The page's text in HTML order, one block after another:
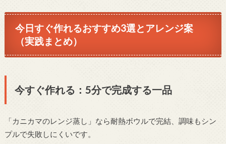
今日すぐ作れるおすすめ3選とアレンジ案
（実践まとめ）
今すぐ作れる：5分で完成する一品
「カニカマのレンジ蒸し」なら耐熱ボウルで完結、調味もシン
プルで失敗しにくいです。